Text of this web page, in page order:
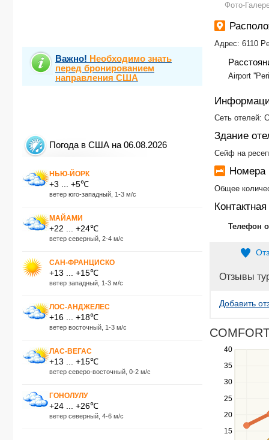
Важно! Необходимо знать
перед бронированием
направления США
Погода в США на 06.08.2026
НЬЮ-ЙОРК
+3 ... +5℃
ветер юго-западный, 1-3 м/с
МАЙАМИ
+22 ... +24℃
ветер северный, 2-4 м/с
САН-ФРАНЦИСКО
+13 ... +15℃
ветер западный, 1-3 м/с
ЛОС-АНДЖЕЛЕС
+16 ... +18℃
ветер восточный, 1-3 м/с
ЛАС-ВЕГАС
+13 ... +15℃
ветер северо-восточный, 0-2 м/с
ГОНОЛУЛУ
+24 ... +26℃
ветер северный, 4-6 м/с
Фото-
Адрес: 6110
Airport
Сеть отелей:
Здание
Сейф на
Номера
Общее
Телефон
Отзывы
Добавить
15
20
25
30
35
40
Use
the
and
down
to
navigate